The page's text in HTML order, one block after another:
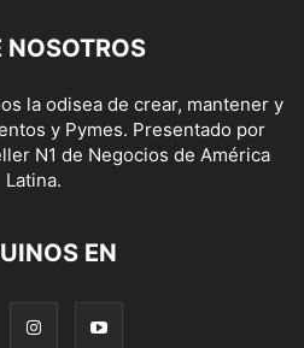
NOSOTROS
la odisea de crear, mantener y
y Pymes. Presentado por
N1 de Negocios de América
Latina.
EN